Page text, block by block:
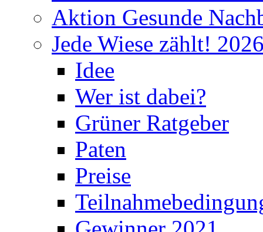
Aktion Gesunde
Jede Wiese zählt!
Idee
Wer ist dabei?
Grüner Ratgeber
Paten
Preise